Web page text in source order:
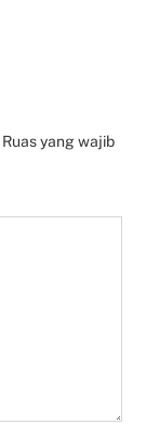
Ruas yang wajib